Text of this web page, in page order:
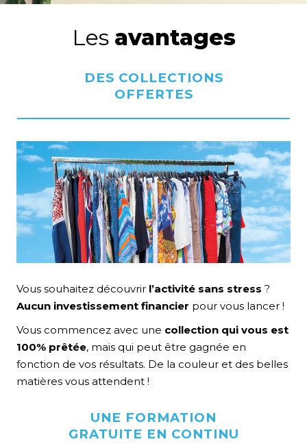
Les avantages
DES COLLECTIONS
OFFERTES
Vous souhaitez découvrir l’activité sans stress ?
Aucun investissement financier pour vous lancer !
Vous commencez avec une collection qui vous est
100% prêtée, mais qui peut être gagnée en
fonction de vos résultats. De la couleur et des belles
matières vous attendent !
UNE FORMATION
GRATUITE EN CONTINU